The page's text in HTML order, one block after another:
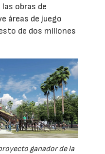
obras de
áreas de juego
de dos millones
ganador de la